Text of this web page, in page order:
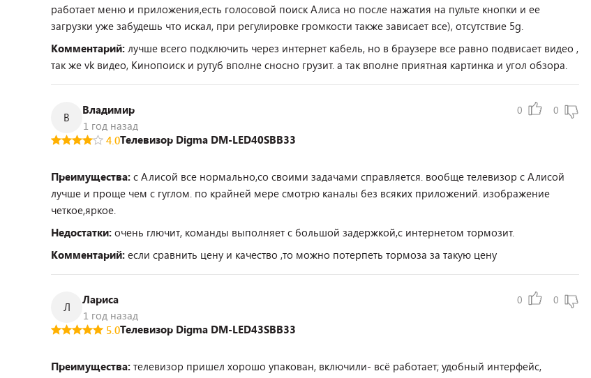
работает меню и приложения,есть голосовой поиск Алиса но после нажатия на пульте кнопки и ее
загрузки уже забудешь что искал, при регулировке громкости также зависает все), отсутствие 5g.
Комментарий: лучше всего подключить через интернет кабель, но в браузере все равно подвисает видео ,
так же vk видео, Кинопоиск и рутуб вполне сносно грузит. а так вполне приятная картинка и угол обзора.
В
Владимир
1 год назад
0 0
4.0Телевизор Digma DM-LED40SBB33
Преимущества: с Алисой все нормально,со своими задачами справляется. вообще телевизор с Алисой
лучше и проще чем с гуглом. по крайней мере смотрю каналы без всяких приложений. изображение
четкое,яркое.
Недостатки: очень глючит, команды выполняет с большой задержкой,с интернетом тормозит.
Комментарий: если сравнить цену и качество ,то можно потерпеть тормоза за такую цену
Л
Лариса
1 год назад
0 0
5.0Телевизор Digma DM-LED43SBB33
Преимущества: телевизор пришел хорошо упакован, включили- всё работает; удобный интерфейс,